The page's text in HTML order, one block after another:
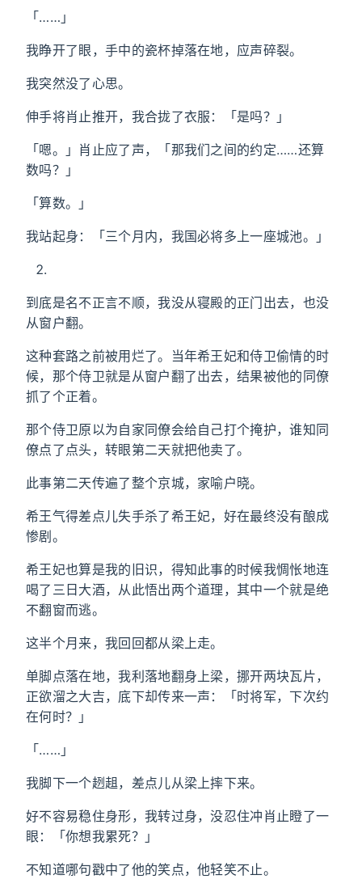
「……」
我睁开了眼，手中的瓷杯掉落在地，应声碎裂。
我突然没了心思。
伸手将肖止推开，我合拢了衣服：「是吗？」
「嗯。」肖止应了声，「那我们之间的约定……还算
数吗？」
「算数。」
我站起身：「三个月内，我国必将多上一座城池。」
到底是名不正言不顺，我没从寝殿的正门出去，也没
从窗户翻。
这种套路之前被用烂了。当年希王妃和侍卫偷情的时
候，那个侍卫就是从窗户翻了出去，结果被他的同僚
抓了个正着。
那个侍卫原以为自家同僚会给自己打个掩护，谁知同
僚点了点头，转眼第二天就把他卖了。
此事第二天传遍了整个京城，家喻户晓。
希王气得差点儿失手杀了希王妃，好在最终没有酿成
惨剧。
希王妃也算是我的旧识，得知此事的时候我惆怅地连
喝了三日大酒，从此悟出两个道理，其中一个就是绝
不翻窗而逃。
这半个月来，我回回都从梁上走。
单脚点落在地，我利落地翻身上梁，挪开两块瓦片，
正欲溜之大吉，底下却传来一声：「时将军，下次约
在何时？」
「……」
我脚下一个趔趄，差点儿从梁上摔下来。
好不容易稳住身形，我转过身，没忍住冲肖止瞪了一
眼：「你想我累死？」
不知道哪句戳中了他的笑点，他轻笑不止。